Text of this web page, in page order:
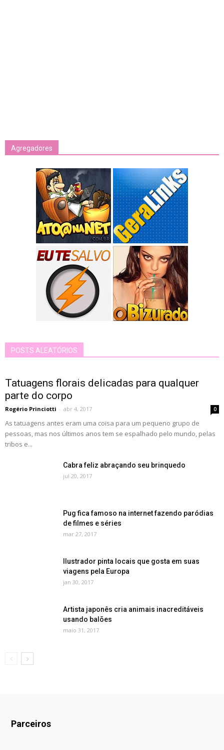
Agregadores
POSTS ALEATÓRIOS
Tatuagens florais delicadas para qualquer
parte do corpo
Rogério Princiotti - abr 4, 2017 0
As tatuagens antes eram uma coisa para um pequeno grupo de
pessoas, mas nos últimos anos tem se espalhado pelo mundo, pelas
tribos e...
Cabra feliz abraçando seu brinquedo
jul 20, 2017
Pug fica famoso na internet fazendo paródias
de filmes e séries
mar 27, 2017
Ilustrador pinta locais que gosta em suas
viagens pela Europa
jan 30, 2017
Artista japonês cria animais inacreditáveis
usando balões
maio 31, 2017
Parceiros